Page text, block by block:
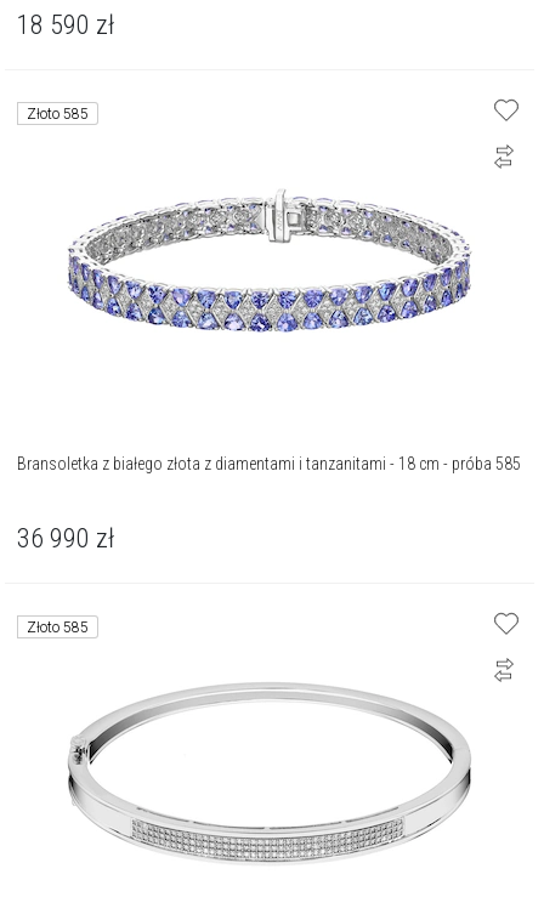
18 590 zł
Złoto 585
Bransoletka z białego złota z diamentami i tanzanitami - 18 cm - próba 585
36 990 zł
Złoto 585